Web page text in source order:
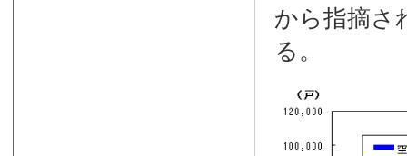
から指摘さ
る。